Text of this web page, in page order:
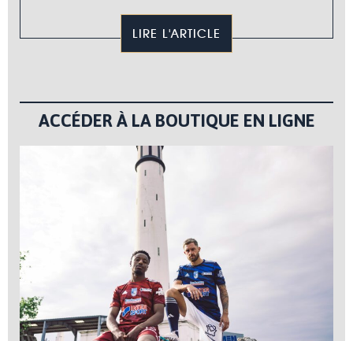
LIRE L'ARTICLE
ACCÉDER À LA BOUTIQUE EN LIGNE